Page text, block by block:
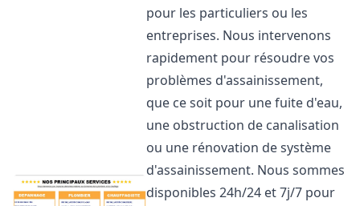
pour les particuliers ou les
entreprises. Nous intervenons
rapidement pour résoudre vos
problèmes d'assainissement,
que ce soit pour une fuite d'eau,
une obstruction de canalisation
ou une rénovation de système
d'assainissement. Nous sommes
disponibles 24h/24 et 7j/7 pour